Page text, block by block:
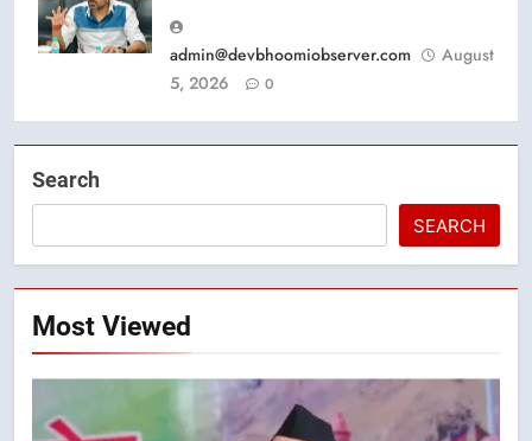
admin@devbhoomiobserver.com
August
5, 2026
0
Search
SEARCH
Most Viewed